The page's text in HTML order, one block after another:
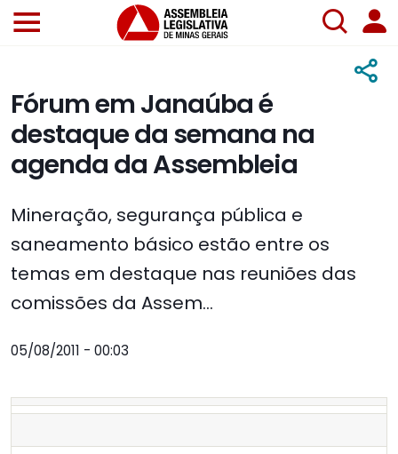
Fórum em Janaúba é
destaque da semana na
agenda da Assembleia
Mineração, segurança pública e
saneamento básico estão entre os
temas em destaque nas reuniões das
comissões da Assem...
05/08/2011 - 00:03